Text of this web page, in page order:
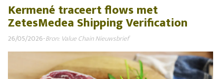
Kermené traceert flows met
ZetesMedea Shipping Verification
26/05/2026-Bron: Value Chain Nieuwsbrief